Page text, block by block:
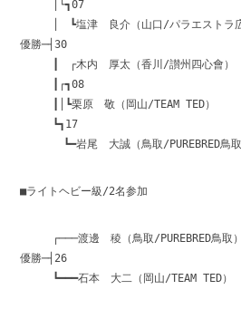
│└┓07
│ ┗塩津 良介（山口/パラエストラ広
優勝─┤30
┃ ┌木内 厚太（香川/讃州四心會）
┃┌┓08
┃│┗栗原 敬（岡山/TEAM TED）
┗┓17
┗━岩尾 大誠（鳥取/PUREBRED鳥取
■ライトヘビー級/2名参加
┌───渡邊 稜（鳥取/PUREBRED鳥取）
優勝─┤26
┗━━━石本 大二（岡山/TEAM TED）